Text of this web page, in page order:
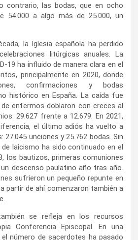
contrario, las bodas, que en ocho
54.000 a algo más de 25.000, un
la Iglesia española ha perdido
litúrgicas anuales. La
19 ha influido de manera clara en el
principalmente en 2020, donde
confirmaciones y bodas
histórico en España. La caída fue
enfermos doblaron con creces al
29.627 frente a 12.679. En 2021,
el último adiós ha vuelto a
27.045 unciones y 25.762 bodas. Sin
laicismo ha sido continuado en el
los bautizos, primeras comuniones
descenso paulatino año tras año.
sufrieron un pequeño repunte en
partir de ahí comenzaron también a
se refleja en los recursos
Conferencia Episcopal. En una
el número de sacerdotes ha pasado